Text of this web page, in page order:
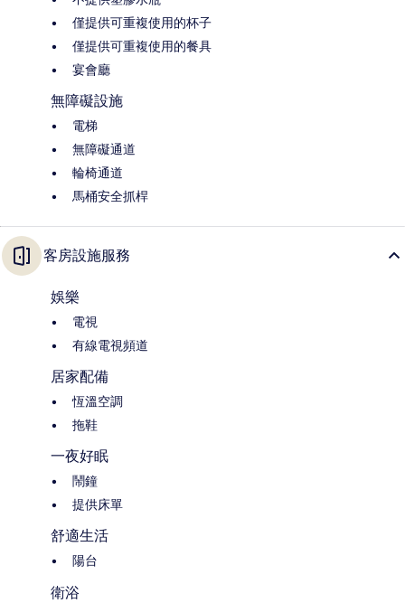
僅提供可重複使用的杯子
僅提供可重複使用的餐具
宴會廳
無障礙設施
電梯
無障礙通道
輪椅通道
馬桶安全抓桿
客房設施服務
娛樂
電視
有線電視頻道
居家配備
恆溫空調
拖鞋
一夜好眠
鬧鐘
提供床單
舒適生活
陽台
衛浴